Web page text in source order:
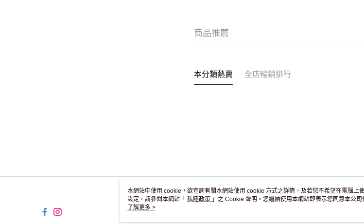
商品推薦
本分類熱賣 全店暢銷排行
關於我們
本網站中使用 cookie，欲查詢有關本網站使用 cookie 方式之詳情，及若您不希望在電腦上
設定，請參閱本網站「 私隱政策 」之 Cookie 聲明。您繼續使用本網站即表示您同意本公
用 cookie。
了解更多 >